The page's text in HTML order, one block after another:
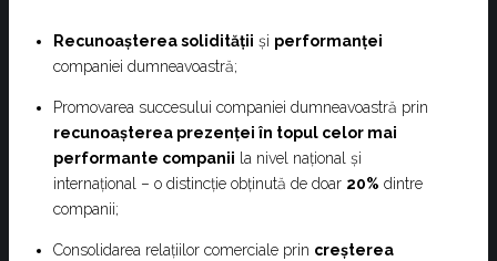
Recunoașterea solidității și performanței
companiei dumneavoastră;
Promovarea succesului companiei dumneavoastră prin
recunoașterea prezenței în topul celor mai
performante companii la nivel național și
internațional – o distincție obținută de doar 20% dintre
companii;
Consolidarea relațiilor comerciale prin creșterea